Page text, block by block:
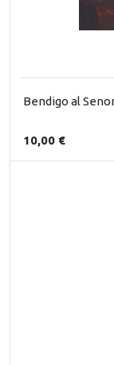
Bendigo al
10,00 €